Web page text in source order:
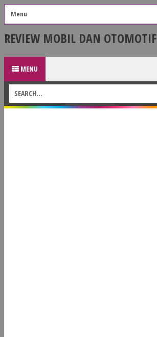
REVIEW MOBIL DAN OTOMOTIF
MENU